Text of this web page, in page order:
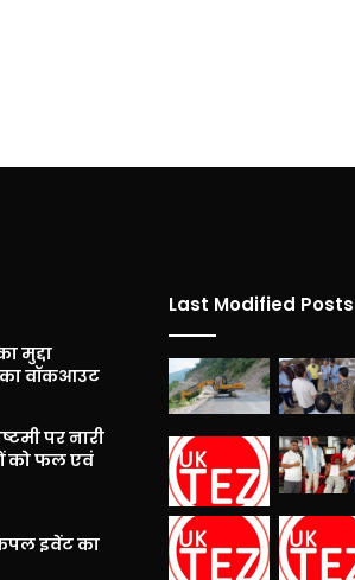
मुद्दा
का वॉकआउट
पर नारी
को फल एवं
इवेंट का
Last Modified Posts